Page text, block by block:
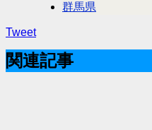
群馬県
Tweet
関連記事